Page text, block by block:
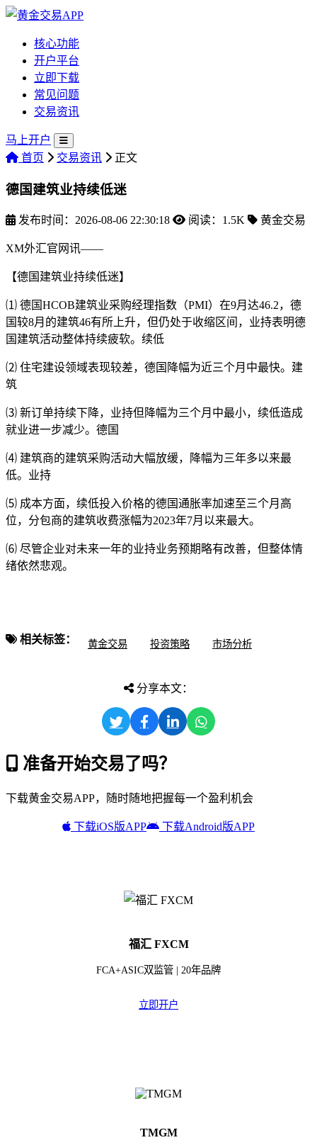
核心功能
开户平台
立即下载
常见问题
交易资讯
马上开户
首页
交易资讯 正文
德国建筑业持续低迷
发布时间：2026-08-06 22:30:18 阅读：1.5K 黄金交易
XM外汇官网讯——
【德国建筑业持续低迷】
⑴ 德国HCOB建筑业采购经理指数（PMI）在9月达46.2，德
国较8月的建筑46有所上升，但仍处于收缩区间，业持表明德
国建筑活动整体持续疲软。续低
⑵ 住宅建设领域表现较差，德国降幅为近三个月中最快。建
筑
⑶ 新订单持续下降，业持但降幅为三个月中最小，续低造成
就业进一步减少。德国
⑷ 建筑商的建筑采购活动大幅放缓，降幅为三年多以来最
低。业持
⑸ 成本方面，续低投入价格的德国通胀率加速至三个月高
位，分包商的建筑收费涨幅为2023年7月以来最大。
⑹ 尽管企业对未来一年的业持业务预期略有改善，但整体情
绪依然悲观。
相关标签： 黄金交易 投资策略 市场分析
分享本文：
准备开始交易了吗？
下载黄金交易APP，随时随地把握每一个盈利机会
下载iOS版APP 下载Android版APP
福汇 FXCM
FCA+ASIC双监管 | 20年品牌
立即开户
TMGM